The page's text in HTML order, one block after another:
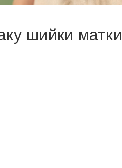
шийки матки